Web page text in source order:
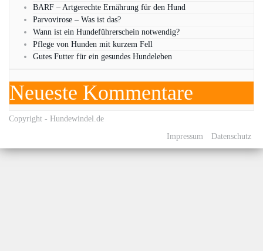
BARF – Artgerechte Ernährung für den Hund
Parvovirose – Was ist das?
Wann ist ein Hundeführerschein notwendig?
Pflege von Hunden mit kurzem Fell
Gutes Futter für ein gesundes Hundeleben
Neueste Kommentare
Copyright - Hundewindel.de
Impressum
Datenschutz